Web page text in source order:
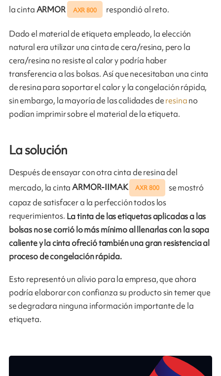
la cintaARMOR AXR 800 respondió al reto.
Dado el material de etiqueta empleado, la elección
natural era utilizar una cinta de cera/resina, pero la
cera/resina no resiste al calor y podría haber
transferencia a las bolsas. Así que necesitaban una cinta
de resina para soportar el calor y la congelación rápida,
sin embargo, la mayoría de las calidades deresinano
podían imprimir sobre el material de la etiqueta.
La solución
Después de ensayar con otra cinta de resina del
mercado, la cintaARMOR-IIMAK AXR 800
se mostró
capaz de satisfacer a la perfección todos los
requerimientos. La tinta de las etiquetas aplicadas a las
bolsas no se corrió lo más mínimo al llenarlas con la sopa
caliente y la cinta ofreció también una gran resistencia al
proceso de congelación rápida.
Esto representó un alivio para la empresa, que ahora
podría elaborar con confianza su producto sin temer que
se degradara ninguna información importante de la
etiqueta.